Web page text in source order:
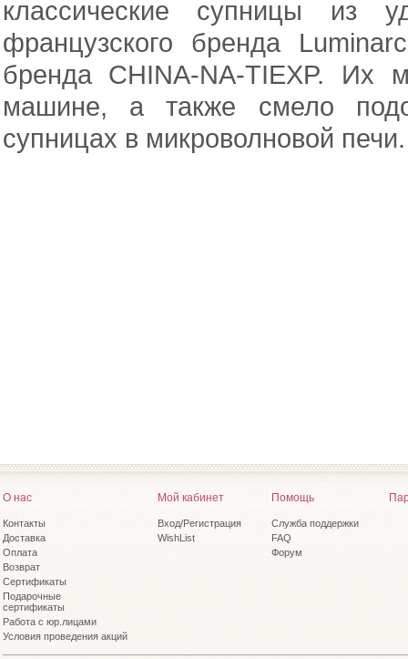
классические супницы из
французского бренда
бренда CHINA-NA-TIEXP. Их
машине, а также смело
супницах в микроволновой
О нас
Контакты
Доставка
Оплата
Возврат
Сертификаты
Подарочные
сертификаты
Работа с юр.лицами
Условия проведения акций
Мой кабинет
Вход/Регистрация
WishList
Помощь
Служба поддержки
FAQ
Форум